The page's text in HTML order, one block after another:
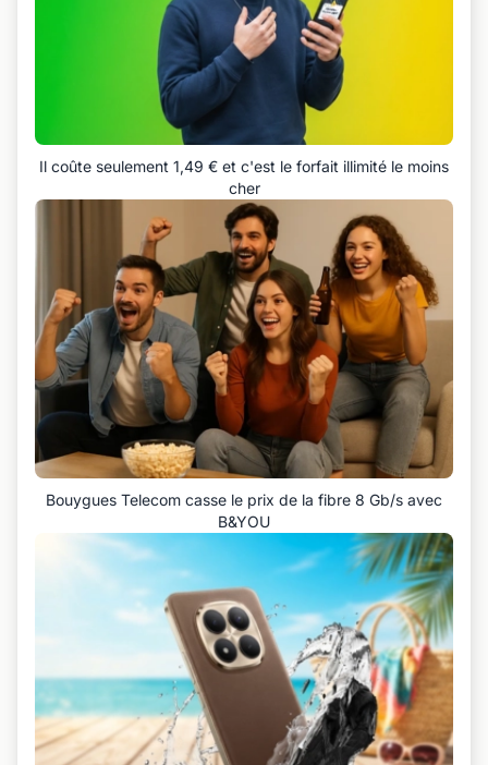
Il coûte seulement 1,49 € et c'est le forfait illimité le moins
cher
Bouygues Telecom casse le prix de la fibre 8 Gb/s avec
B&YOU